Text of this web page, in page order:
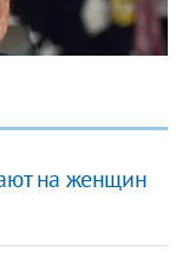
на женщин